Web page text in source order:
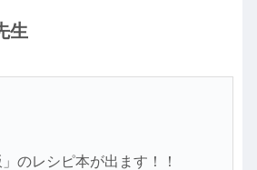
生
のレシピ本が出ます！！